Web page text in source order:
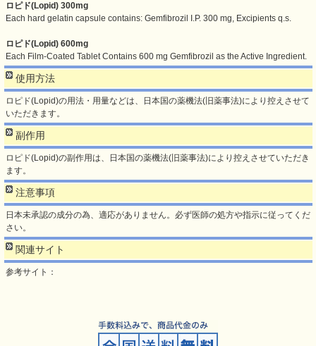
ロピド(Lopid) 300mg
Each hard gelatin capsule contains: Gemfibrozil I.P. 300 mg, Excipients q.s.
ロピド(Lopid) 600mg
Each Film-Coated Tablet Contains 600 mg Gemfibrozil as the Active Ingredient.
使用方法
ロピド(Lopid)の用法・用量などは、日本国の薬機法(旧薬事法)により控えさせて
いただきます。
副作用
ロピド(Lopid)の副作用は、日本国の薬機法(旧薬事法)により控えさせていただき
ます。
注意事項
日本未承認の成分の為、適応がありません。必ず医師の処方や指示に従ってくだ
さい。
関連サイト
参考サイト：